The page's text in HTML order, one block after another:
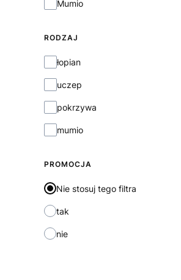
Mumio
RODZAJ
Rodzaj
łopian
uczep
pokrzywa
mumio
PROMOCJA
Nie stosuj tego filtra
tak
nie